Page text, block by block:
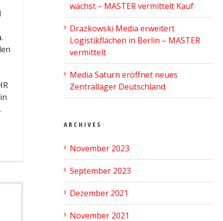
wächst – MASTER vermittelt Kauf
Drazkowski Media erweitert
Logistikflächen in Berlin – MASTER
vermittelt
Media Saturn eröffnet neues
Zentrallager Deutschland
ARCHIVES
November 2023
September 2023
Dezember 2021
November 2021